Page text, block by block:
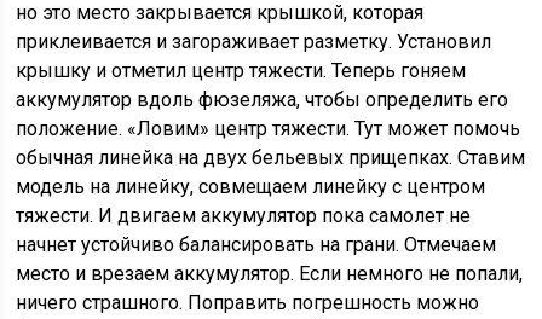
но это место закрывается крышкой, которая
приклеивается и загораживает разметку. Установил
крышку и отметил центр тяжести. Теперь гоняем
аккумулятор вдоль фюзеляжа, чтобы определить его
положение. «Ловим» центр тяжести. Тут может помочь
обычная линейка на двух бельевых прищепках. Ставим
модель на линейку, совмещаем линейку с центром
тяжести. И двигаем аккумулятор пока самолет не
начнет устойчиво балансировать на грани. Отмечаем
место и врезаем аккумулятор. Если немного не попали,
ничего страшного. Поправить погрешность можно